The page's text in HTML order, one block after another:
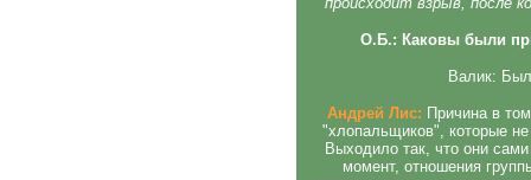
О.Б.: Каковы были
Валик:
Андрей Лис: Причина в
"хлопальщиков", которые
Выходило так, что они
момент, отношения